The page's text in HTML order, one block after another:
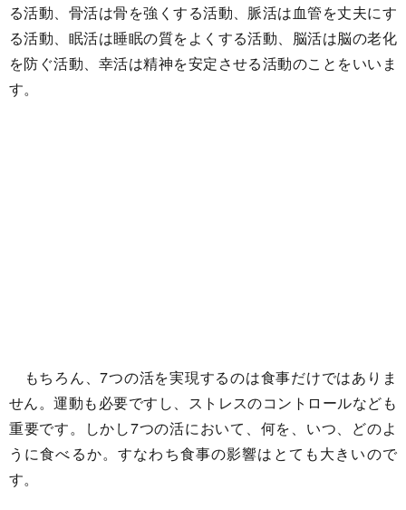
る活動、骨活は骨を強くする活動、脈活は血管を丈夫にす
る活動、眠活は睡眠の質をよくする活動、脳活は脳の老化
を防ぐ活動、幸活は精神を安定させる活動のことをいいま
す。
もちろん、7つの活を実現するのは食事だけではありま
せん。運動も必要ですし、ストレスのコントロールなども
重要です。しかし7つの活において、何を、いつ、どのよ
うに食べるか。すなわち食事の影響はとても大きいので
す。